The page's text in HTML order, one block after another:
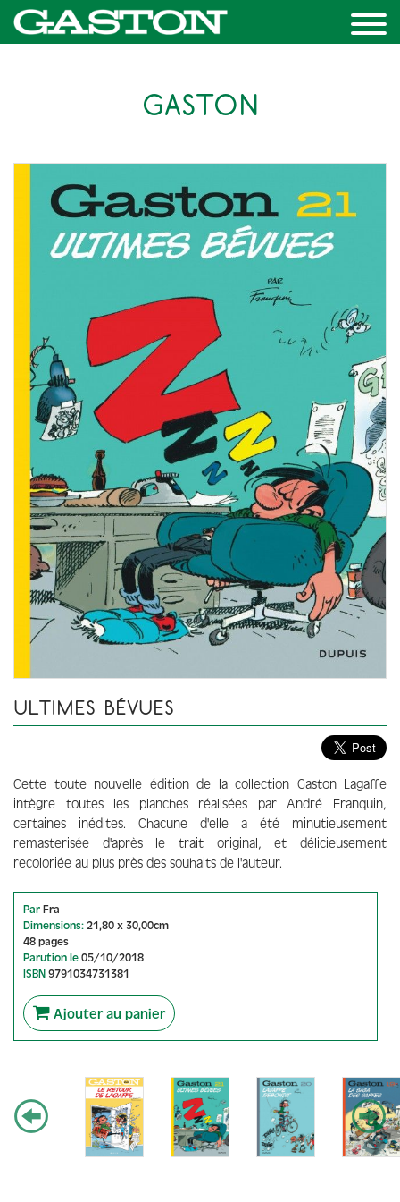
GASTON
ULTIMES BÉVUES
Cette toute nouvelle édition de la collection Gaston Lagaffe
intègre toutes les planches réalisées par André Franquin,
certaines inédites. Chacune d'elle a été minutieusement
remasterisée d'après le trait original, et délicieusement
recoloriée au plus près des souhaits de l'auteur.
ParFra
Dimensions:21,80 x 30,00cm
48 pages
Parution le05/10/2018
ISBN9791034731381
Ajouter au panier